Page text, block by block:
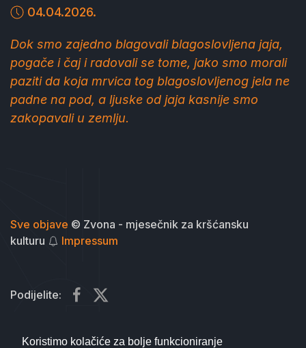
Koristimo kolačiće za bolje funkcioniranje
04.04.2026.
Dok smo zajedno blagovali blagoslovljena jaja,
pogače i čaj i radovali se tome, jako smo morali
paziti da koja mrvica tog blagoslovljenog jela ne
padne na pod, a ljuske od jaja kasnije smo
zakopavali u zemlju.
Sve objave © Zvona - mjesečnik za kršćansku
kulturu
Impressum
Podijelite: